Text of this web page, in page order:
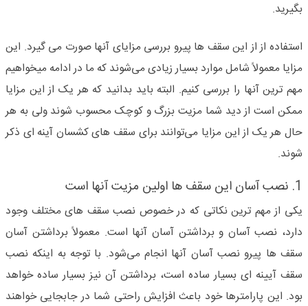
بگیرید.
استفاده از از این سقف ها پیرو بررسی مزایای آنها صورت می گیرد. این
مزایا معمولاً شامل موارد بسیار زیادی می‌شوند که ما در ادامه میخواهیم
مهم ترین آنها را بررسی کنیم. البته باید بدانید که هر یک از این مزایا
ممکن است از دید شما مزیت بزرگ و کوچک محسوب شوند ولی به هر
حال هر یک از این مزایا می‌توانند برای سقف های کشسان آینه ای ذکر
شوند.
1. نصب آسان این سقف ها اولین مزیت آنها است
یکی از مهم ترین نکاتی که در خصوص نصب سقف های مختلف وجود
دارد، نصب آسان و برداشتن آسان آنها است. معمولاً برداشتن آسان
سقف ها پیرو نصب آسان آنها انجام می‌شود. با توجه به اینکه نصب
سقف آیینه ای بسیار ساده است، برداشتن آن نیز بسیار ساده خواهد
بود. این پارامترها خود باعث افزایش راحتی شما در جابجایی خواهند